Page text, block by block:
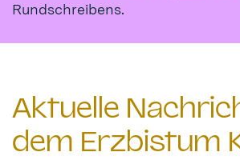
Rundschreibens.
Aktuelle
dem Erzbistum